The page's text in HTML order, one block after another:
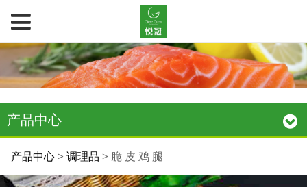
产品中心
脆 皮 鸡 腿
产品中心> 调理品 > 脆 皮 鸡 腿